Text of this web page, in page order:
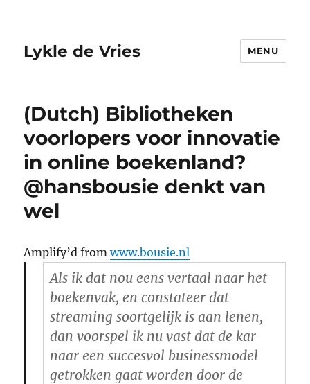
Lykle de Vries MENU
(Dutch) Bibliotheken
voorlopers voor innovatie
in online boekenland?
@hansbousie denkt van
wel
Amplify’d fromwww.bousie.nl
Als ik dat nou eens vertaal naar het
boekenvak, en constateer dat
streaming soortgelijk is aan lenen,
dan voorspel ik nu vast dat de kar
naar een succesvol businessmodel
getrokken gaat worden door de